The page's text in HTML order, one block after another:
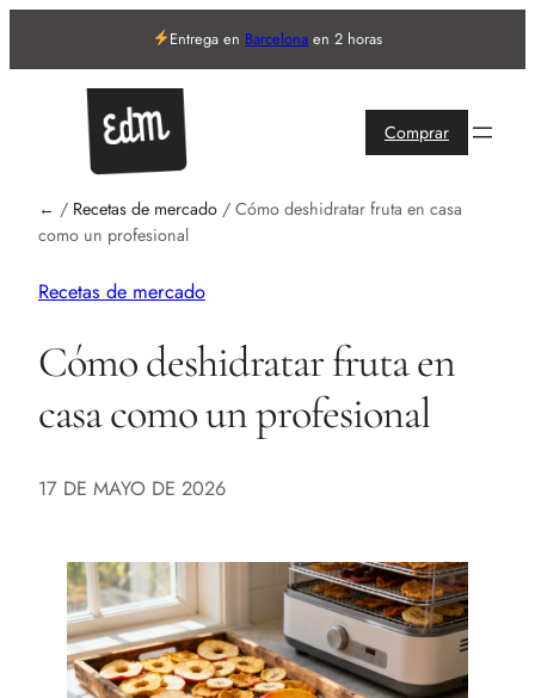
Entrega en Barcelona en 2 horas
Comprar
← / Recetas de mercado / Cómo deshidratar fruta en casa
como un profesional
Recetas de mercado
Cómo deshidratar fruta en
casa como un profesional
17 DE MAYO DE 2026